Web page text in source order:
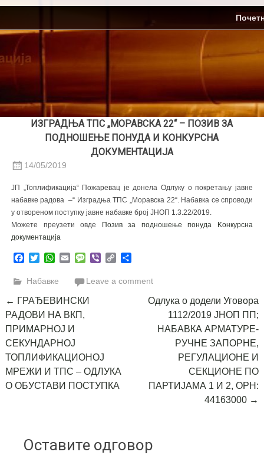
Skip
content
ИЗГРАДЊА ТПС „МОРАВСКА 22“ – ПОЗИВ ЗА
ПОДНОШЕЊЕ ПОНУДА И КОНКУРСНА
ДОКУМЕНТАЦИЈА
14/05/2019
ЈП „Топлификација“ Пожаревац је донела Одлуку о покретању јавне
набавке радова –“ Изградња ТПС „Моравска 22“. Набавка се спроводи
у отвореном поступку јавне набавке број ЈНОП 1.3.22/2019.
Можете преузети овде
Позив за подношење понуда
Kонкурсна
документација
Facebook
TwitterWhatsApp
EmailMessage
ViberCopy
Набавке Leave a comment
Post
navigation
← ГРАЂЕВИНСКИ
РАДОВИ НА ВКП,
ПРИМАРНОЈ И
СЕКУНДАРНОЈ
ТОПЛИФИКАЦИОНОЈ
МРЕЖИ И ТПС – ОДЛУКА
О ОБУСТАВИ ПОСТУПКА
Одлука о додели Уговора
1112/2019 ЈНОП ПП;
НАБАВКА АРМАТУРЕ-
РУЧНЕ ЗАПОРНЕ,
РЕГУЛАЦИОНЕ И
СЕКЦИОНЕ ПО
ПАРТИЈАМА 1 И 2, ОРН:
44163000 →
Оставите одговор